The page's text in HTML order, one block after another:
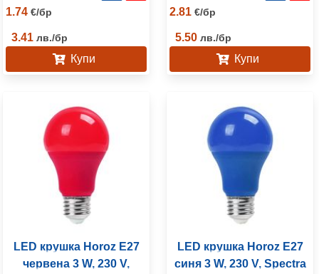
1.74 €/бр
3.41 лв./бр
Купи
2.81 €/бр
5.50 лв./бр
Купи
LED крушка Horoz E27
червена 3 W, 230 V,
LED крушка Horoz E27
синя 3 W, 230 V, Spectra